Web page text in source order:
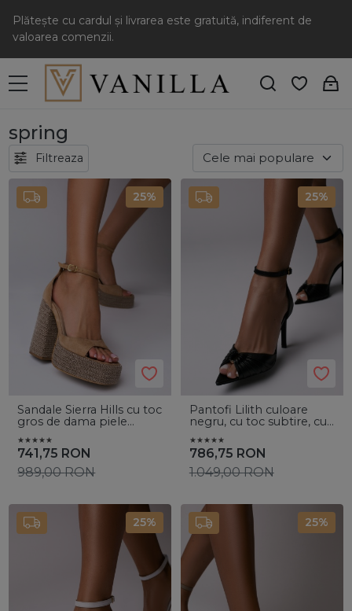
Plătește cu cardul și livrarea este gratuită, indiferent de
valoarea comenzii.
spring
Filtreaza
25%
Sandale Sierra Hills cu toc
gros de dama piele
741,75 RON
989,00RON
25%
Pantofi Lilith culoare
negru, cu toc subtire, cu
786,75 RON
1.049,00RON
25% 25%